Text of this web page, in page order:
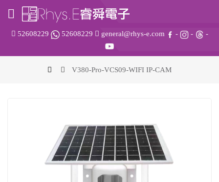
52608229 52608229 general@rhys-e.com - - -
V380-Pro-VCS09-WIFI IP-CAM